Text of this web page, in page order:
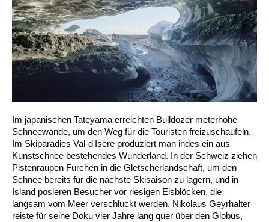
Im japanischen Tateyama erreichten Bulldozer meterhohe
Schneewände, um den Weg für die Touristen freizuschaufeln.
Im Skiparadies Val-d'Isère produziert man indes ein aus
Kunstschnee bestehendes Wunderland. In der Schweiz ziehen
Pistenraupen Furchen in die Gletscherlandschaft, um den
Schnee bereits für die nächste Skisaison zu lagern, und in
Island posieren Besucher vor riesigen Eisblöcken, die
langsam vom Meer verschluckt werden. Nikolaus Geyrhalter
reiste für seine Doku vier Jahre lang quer über den Globus,